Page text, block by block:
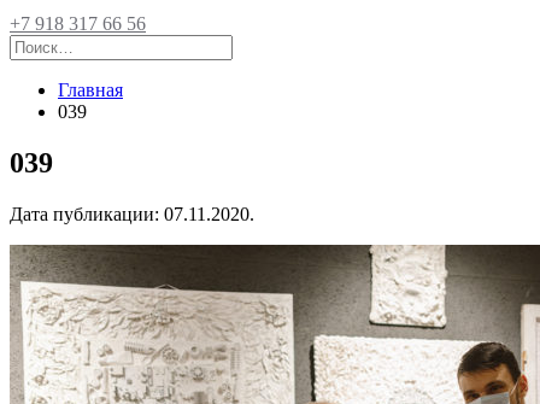
+7 918 317 66 56
Главная
039
039
Дата публикации: 07.11.2020.